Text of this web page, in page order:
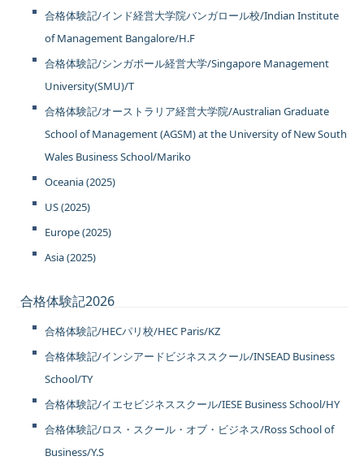
合格体験記/インド経営大学院バンガロール校/Indian Institute
of Management Bangalore/H.F
合格体験記/シンガポール経営大学/Singapore Management
University(SMU)/T
合格体験記/オーストラリア経営大学院/Australian Graduate
School of Management (AGSM) at the University of New South
Wales Business School/Mariko
Oceania (2025)
US (2025)
Europe (2025)
Asia (2025)
合格体験記2026
合格体験記/HECパリ校/HEC Paris/KZ
合格体験記/インシアードビジネススクール/INSEAD Business
School/TY
合格体験記/イエセビジネススクール/IESE Business School/HY
合格体験記/ロス・スクール・オブ・ビジネス/Ross School of
Business/Y.S